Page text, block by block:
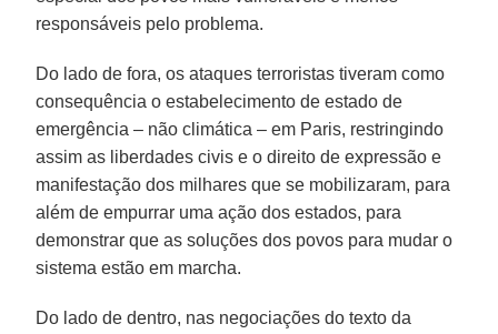
responsáveis pelo problema.
Do lado de fora, os ataques terroristas tiveram como
consequência o estabelecimento de estado de
emergência – não climática – em Paris, restringindo
assim as liberdades civis e o direito de expressão e
manifestação dos milhares que se mobilizaram, para
além de empurrar uma ação dos estados, para
demonstrar que as soluções dos povos para mudar o
sistema estão em marcha.
Do lado de dentro, nas negociações do texto da